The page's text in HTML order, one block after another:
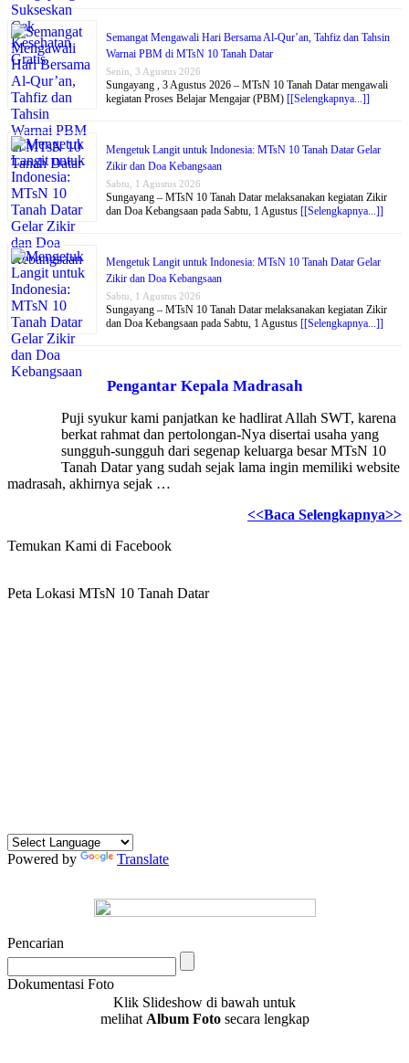
Semangat Mengawali Hari Bersama Al-Qur’an, Tahfiz dan Tahsin
Warnai PBM di MTsN 10 Tanah Datar
Senin, 3 Agustus 2026
Sungayang , 3 Agustus 2026 – MTsN 10 Tanah Datar mengawali
kegiatan Proses Belajar Mengajar (PBM) [[Selengkapnya...]]
Mengetuk Langit untuk Indonesia: MTsN 10 Tanah Datar Gelar
Zikir dan Doa Kebangsaan
Sabtu, 1 Agustus 2026
Sungayang – MTsN 10 Tanah Datar melaksanakan kegiatan Zikir
dan Doa Kebangsaan pada Sabtu, 1 Agustus [[Selengkapnya...]]
Mengetuk Langit untuk Indonesia: MTsN 10 Tanah Datar Gelar
Zikir dan Doa Kebangsaan
Sabtu, 1 Agustus 2026
Sungayang – MTsN 10 Tanah Datar melaksanakan kegiatan Zikir
dan Doa Kebangsaan pada Sabtu, 1 Agustus [[Selengkapnya...]]
Pengantar Kepala Madrasah
Puji syukur kami panjatkan ke hadlirat Allah SWT, karena
berkat rahmat dan pertolongan-Nya disertai usaha yang
sungguh-sungguh dari segenap keluarga besar MTsN 10
Tanah Datar yang sudah sejak lama ingin memiliki website
madrasah, akhirnya sejak …
<<Baca Selengkapnya>>
Temukan Kami di Facebook
Peta Lokasi MTsN 10 Tanah Datar
Powered by Translate
Pencarian
Dokumentasi Foto
Klik Slideshow di bawah untuk
melihat Album Fotosecara lengkap